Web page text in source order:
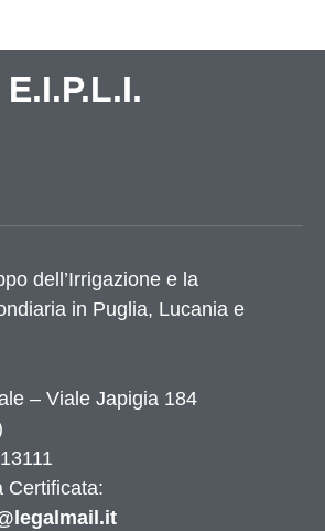
E.I.P.L.I.
dell’Irrigazione e la
in Puglia, Lucania e
– Viale Japigia 184
Certificata: